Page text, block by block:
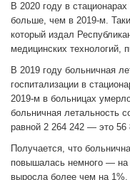
В 2020 году в
больше, чем в 2019-м.
который издал
медицинских технологий,
В 2019 году больничная
госпитализации в
2019-м в больницах
больничная летальность
равной 2 264 242 — это 56
Получается, что
повышалась немного — на
выросла более чем на 1%.